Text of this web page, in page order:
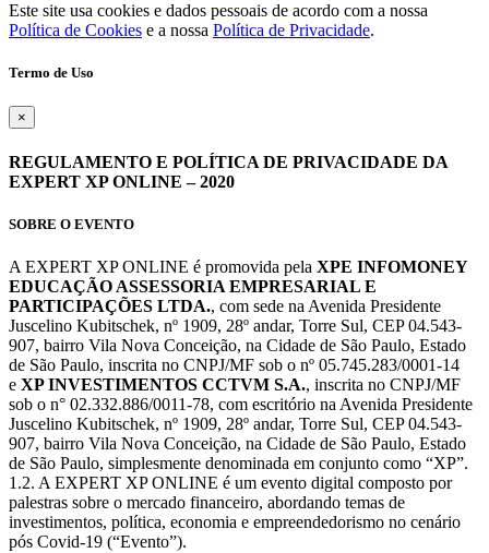
Este site usa cookies e dados pessoais de acordo com a nossa
Política de Cookies e a nossa Política de Privacidade.
Termo de Uso
×
REGULAMENTO E POLÍTICA DE PRIVACIDADE DA
EXPERT XP ONLINE – 2020
SOBRE O EVENTO
A EXPERT XP ONLINE é promovida pela XPE INFOMONEY
EDUCAÇÃO ASSESSORIA EMPRESARIAL E
PARTICIPAÇÕES LTDA., com sede na Avenida Presidente
Juscelino Kubitschek, nº 1909, 28º andar, Torre Sul, CEP 04.543-
907, bairro Vila Nova Conceição, na Cidade de São Paulo, Estado
de São Paulo, inscrita no CNPJ/MF sob o nº 05.745.283/0001-14
e XP INVESTIMENTOS CCTVM S.A., inscrita no CNPJ/MF
sob o n° 02.332.886/0011-78, com escritório na Avenida Presidente
Juscelino Kubitschek, nº 1909, 28º andar, Torre Sul, CEP 04.543-
907, bairro Vila Nova Conceição, na Cidade de São Paulo, Estado
de São Paulo, simplesmente denominada em conjunto como “XP”.
1.2. A EXPERT XP ONLINE é um evento digital composto por
palestras sobre o mercado financeiro, abordando temas de
investimentos, política, economia e empreendedorismo no cenário
pós Covid-19 (“Evento”).